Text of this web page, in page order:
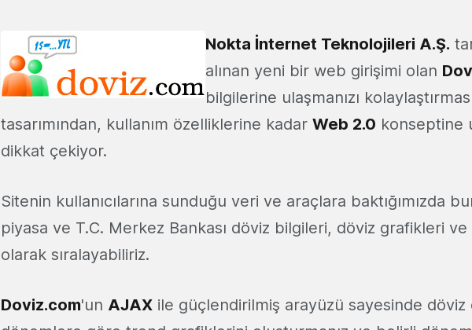
Nokta İnternet Teknolojileri A.Ş.
alınan yeni bir web girişimi olan
bilgilerine ulaşmanızı
tasarımından, kullanım özelliklerine kadar Web 2.0 konseptine
dikkat çekiyor.
Sitenin kullanıcılarına sunduğu veri ve araçlara baktığımızda
piyasa ve T.C. Merkez Bankası döviz bilgileri, döviz grafikleri
olarak sıralayabiliriz.
Doviz.com'un AJAX ile güçlendirilmiş arayüzü sayesinde döviz